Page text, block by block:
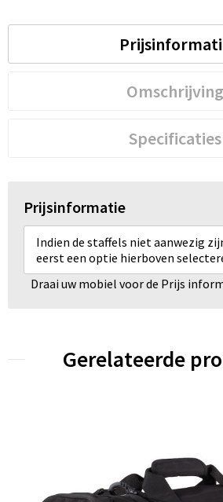
Omschrijving
Specificaties
Prijsinformatie
Indien de staffels niet aanwezig
eerst een optie hierboven
Draai uw mobiel voor de Prijs
Gerelateerde